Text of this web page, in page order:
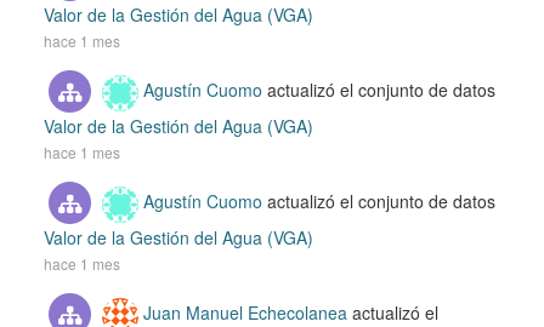
Valor de la Gestión del Agua (VGA)
hace 1 mes
Agustín Cuomo actualizó el conjunto de datos
Valor de la Gestión del Agua (VGA)
hace 1 mes
Agustín Cuomo actualizó el conjunto de datos
Valor de la Gestión del Agua (VGA)
hace 1 mes
Juan Manuel Echecolanea actualizó el